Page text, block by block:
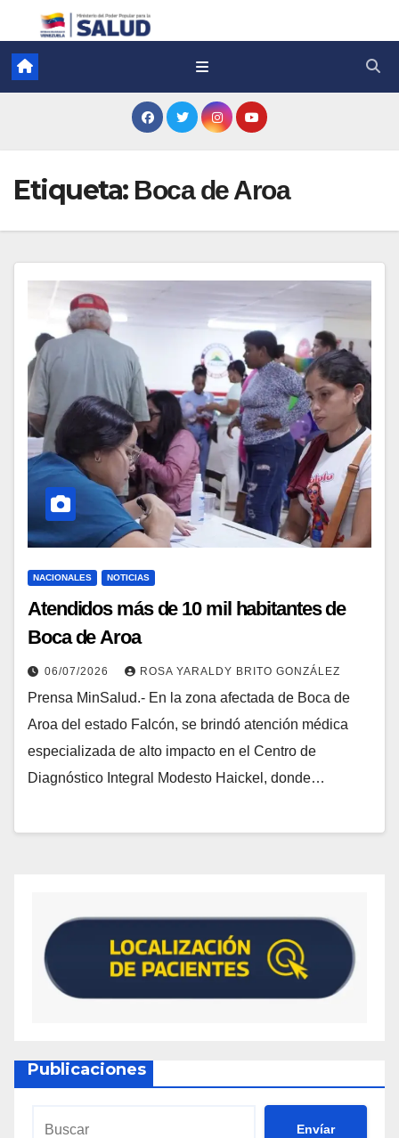
Etiqueta: Boca de Aroa
NACIONALES NOTICIAS
Atendidos más de 10 mil habitantes de
Boca de Aroa
06/07/2026 ROSA YARALDY BRITO GONZÁLEZ
Prensa MinSalud.- En la zona afectada de Boca de
Aroa del estado Falcón, se brindó atención médica
especializada de alto impacto en el Centro de
Diagnóstico Integral Modesto Haickel, donde…
Publicaciones
Envíar